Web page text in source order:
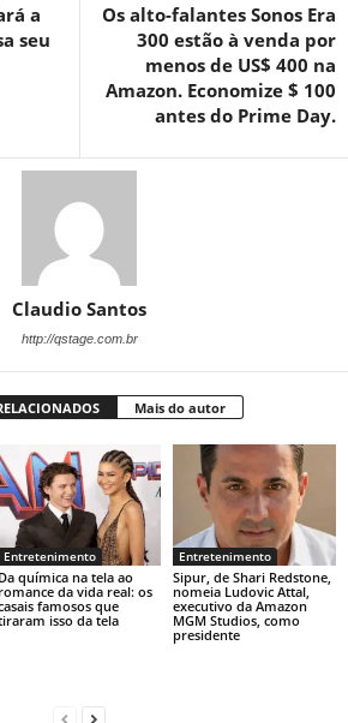
a
seu
Os alto-falantes Sonos Era
300 estão à venda por
menos de US$ 400 na
Amazon. Economize $ 100
antes do Prime Day.
Claudio Santos
http://qstage.com.br
Mais do autor
Entretenimento
Da química na tela ao
romance da vida real: os
famosos que
isso da tela
Entretenimento
Sipur, de Shari Redstone,
nomeia Ludovic Attal,
executivo da Amazon
MGM Studios, como
presidente